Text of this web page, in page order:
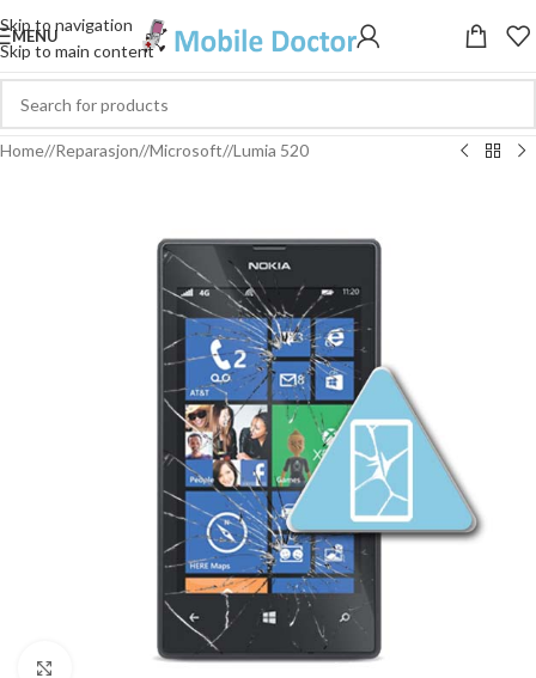
Skip to navigation
Skip to main content
MENU
Home/ Reparasjon/ Microsoft/ Lumia 520
Click to enlarge